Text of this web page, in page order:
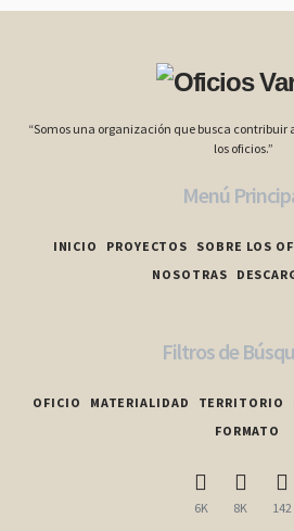
“Somos una organización que busca contribuir
los oficios.”
Menú
INICIO PROYECTOS SOBRE LOS
NOSOTRAS
Filtros de
OFICIO MATERIALIDAD TERRITORIO
FORMATO
6K 8K 142